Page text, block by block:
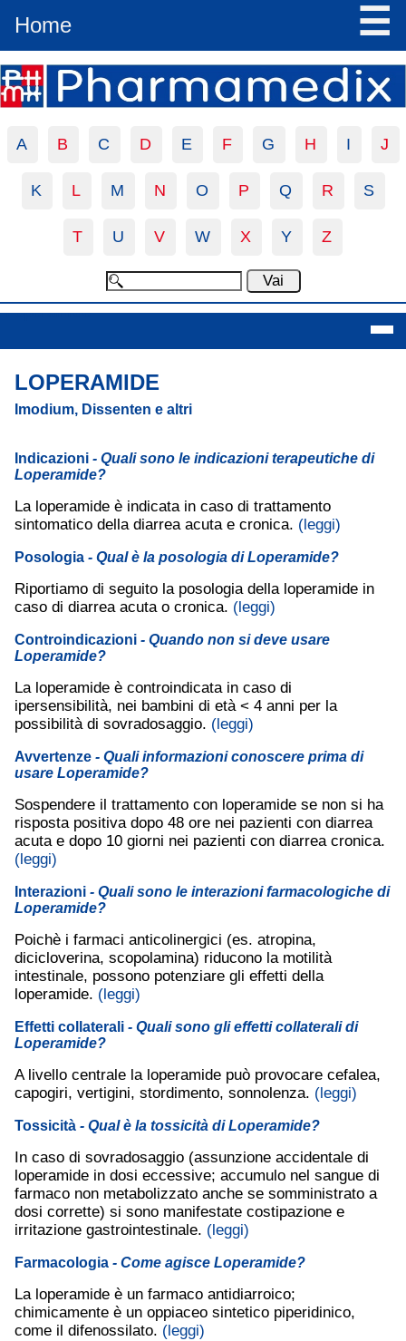
Home ☰
A B C D E F G H I J
K L M N O P Q R S
T U V W X Y Z
Loperamide
LOPERAMIDE
Imodium, Dissenten e altri
Indicazioni - Quali sono le indicazioni terapeutiche di
Loperamide?
La loperamide è indicata in caso di trattamento
sintomatico della diarrea acuta e cronica. (leggi)
Posologia - Qual è la posologia di Loperamide?
Riportiamo di seguito la posologia della loperamide in
caso di diarrea acuta o cronica. (leggi)
Controindicazioni - Quando non si deve usare
Loperamide?
La loperamide è controindicata in caso di
ipersensibilità, nei bambini di età < 4 anni per la
possibilità di sovradosaggio. (leggi)
Avvertenze - Quali informazioni conoscere prima di
usare Loperamide?
Sospendere il trattamento con loperamide se non si ha
risposta positiva dopo 48 ore nei pazienti con diarrea
acuta e dopo 10 giorni nei pazienti con diarrea cronica.
(leggi)
Interazioni - Quali sono le interazioni farmacologiche di
Loperamide?
Poichè i farmaci anticolinergici (es. atropina,
dicicloverina, scopolamina) riducono la motilità
intestinale, possono potenziare gli effetti della
loperamide. (leggi)
Effetti collaterali - Quali sono gli effetti collaterali di
Loperamide?
A livello centrale la loperamide può provocare cefalea,
capogiri, vertigini, stordimento, sonnolenza. (leggi)
Tossicità - Qual è la tossicità di Loperamide?
In caso di sovradosaggio (assunzione accidentale di
loperamide in dosi eccessive; accumulo nel sangue di
farmaco non metabolizzato anche se somministrato a
dosi corrette) si sono manifestate costipazione e
irritazione gastrointestinale. (leggi)
Farmacologia - Come agisce Loperamide?
La loperamide è un farmaco antidiarroico;
chimicamente è un oppiaceo sintetico piperidinico,
come il difenossilato. (leggi)